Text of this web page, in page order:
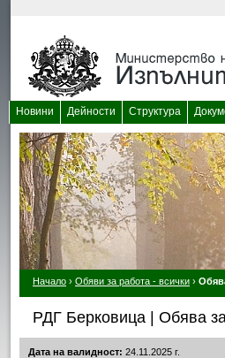
Новини Дейности Структура
Начало › Обяви за работа - всички ›
РДГ Берковица | Обява
Дата на валидност: 24.11.2025 г.